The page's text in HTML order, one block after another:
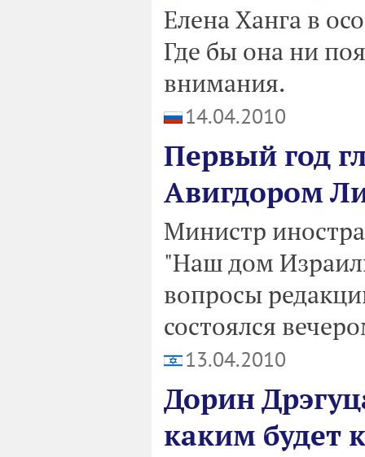
Елена Ханга в
Где бы она ни
внимания.
14.04.2010
Первый год
Авигдором
Министр
"Наш дом
вопросы
состоялся
13.04.2010
Дорин
каким будет